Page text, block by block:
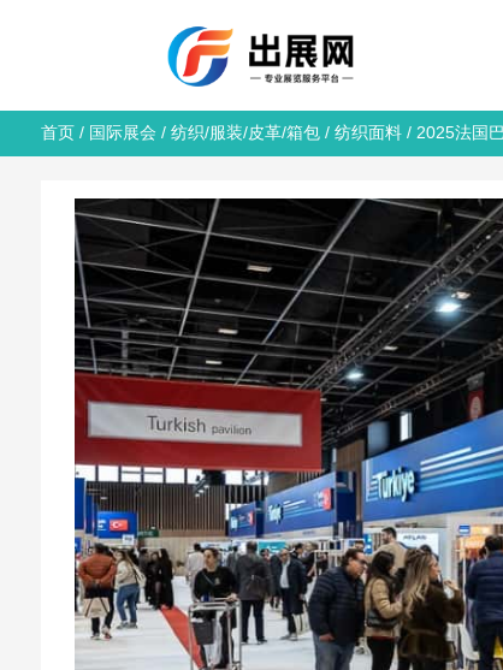
首页/ 国际展会 / 纺织/服装/皮革/箱包/ 纺织面料/ 2025法国